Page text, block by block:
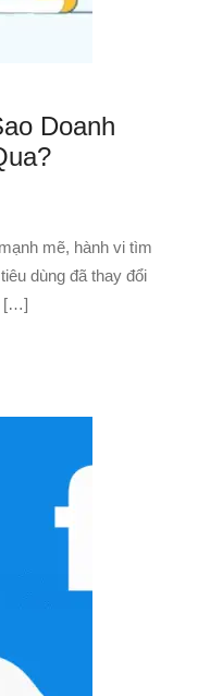
Doanh
mẽ, hành vi tìm
dùng đã thay đổi
[…]